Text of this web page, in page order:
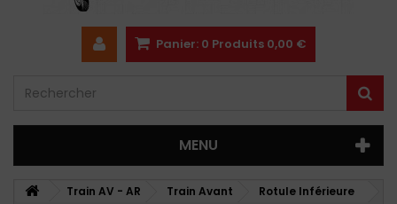
Panier: 0 Produits 0,00 €
MENU
Train AV - AR Train Avant
Rotule Inférieure